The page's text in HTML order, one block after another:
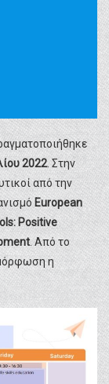
2022. Στην
από την
European
Positive
. Από το
η